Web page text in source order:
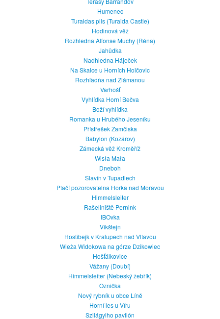
Humenec
Turaidas pils (Turaida Castle)
Hodinová věž
Rozhledna Alfonse Muchy (Réna)
Jahůdka
Nadhledna Háječek
Na Skalce u Horních Holčovic
Rozhľadňa nad Zlámanou
Varhošť
Vyhlídka Horní Bečva
Boží vyhlídka
Romanka u Hrubého Jeseníku
Přístřešek Zamčiska
Babylon (Kozárov)
Zámecká věž Kroměříž
Wisła Mała
Dneboh
Slavín v Tupadlech
Ptačí pozorovatelna Horka nad Moravou
Himmelsleiter
Rašeliniště Pernink
IBOvka
Vikštejn
Hostibejk v Kralupech nad Vltavou
Wieża Widokowa na górze Dzikowiec
Hošťálkovice
Vážany (Doubí)
Himmelsleiter (Nebeský žebřík)
Oznička
Nový rybník u obce Líně
Horní les u Víru
Szilágyiho pavilón